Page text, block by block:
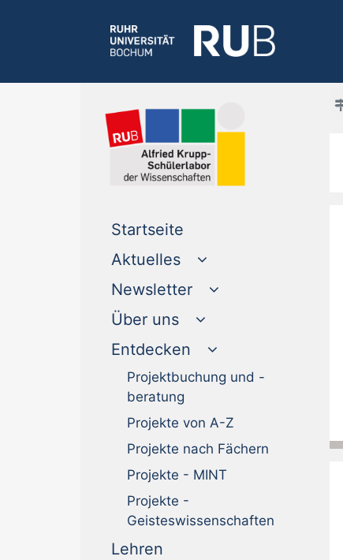
Startseite
Aktuelles
Newsletter
Über uns
Entdecken
Projektbuchung und -
beratung
Projekte von A-Z
Projekte nach Fächern
Projekte - MINT
Projekte -
Geisteswissenschaften
Lehren